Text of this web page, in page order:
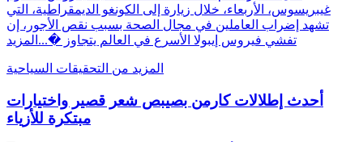
غيبريسوس، الأربعاء، خلال زيارة إلى الكونغو الديمقراطية، التي
تشهد إضراب العاملين في مجال الصحة بسبب نقص الأجور، إن
تفشي فيروس إيبولا الأسرع في العالم يتجاوز �... المزيد
المزيد من التحقيقات السياحية
أحدث إطلالات كارمن بصيبص شعر قصير واختيارات
مبتكرة للأزياء